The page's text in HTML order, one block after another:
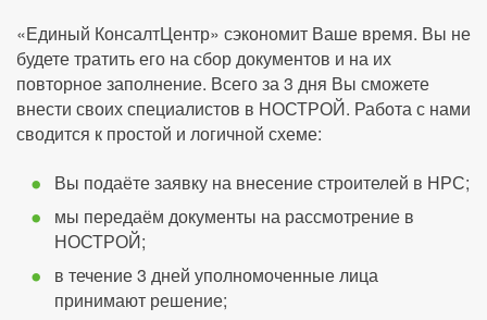
«Единый КонсалтЦентр» сэкономит Ваше время. Вы не
будете тратить его на сбор документов и на их
повторное заполнение. Всего за 3 дня Вы сможете
внести своих специалистов в НОСТРОЙ. Работа с нами
сводится к простой и логичной схеме:
Вы подаёте заявку на внесение строителей в НРС;
мы передаём документы на рассмотрение в
НОСТРОЙ;
в течение 3 дней уполномоченные лица
принимают решение;